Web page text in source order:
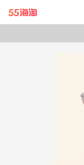
带你去官网买正品